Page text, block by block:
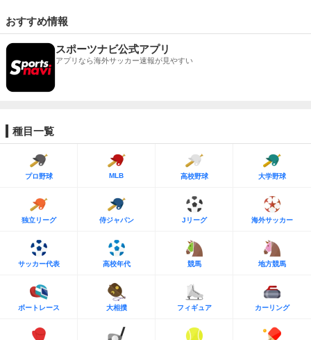
おすすめ情報
スポーツナビ公式アプリ
アプリなら海外サッカー速報が見やすい
種目一覧
プロ野球 MLB 高校野球 大学野球
独立リーグ 侍ジャパン Jリーグ 海外サッカー
サッカー代表 高校年代 競馬 地方競馬
ボートレース 大相撲 フィギュア カーリング